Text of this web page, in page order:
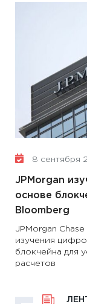
8 сентября
JPMorgan
основе
Вloomberg
JPMorgan Chase
изучения
блокчейна для
расчетов